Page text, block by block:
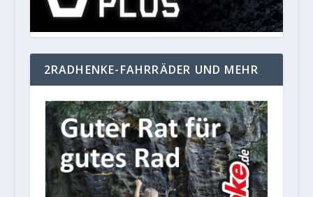
2RADHENKE-FAHRRÄDER UND MEHR